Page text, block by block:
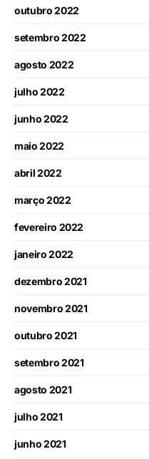
outubro 2022
setembro 2022
agosto 2022
julho 2022
junho 2022
maio 2022
abril 2022
março 2022
fevereiro 2022
janeiro 2022
dezembro 2021
novembro 2021
outubro 2021
setembro 2021
agosto 2021
julho 2021
junho 2021